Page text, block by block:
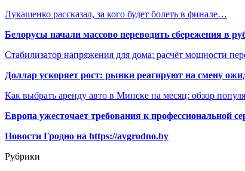
Лукашенко рассказал, за кого будет болеть в финале…
Белорусы начали массово переводить сбережения в
Стабилизатор напряжения для дома: расчёт мощности
Доллар ускоряет рост: рынки реагируют на смену
Как выбрать аренду авто в Минске на месяц: обзор
Европа ужесточает требования к профессиональной
Новости Гродно на https://avgrodno.by
Рубрики